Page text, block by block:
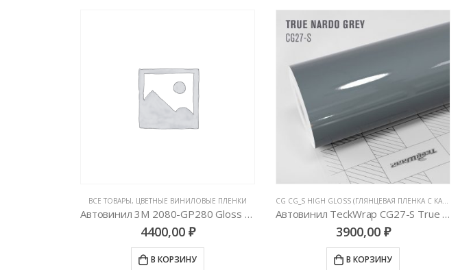
ЦВЕТНЫЕ ВИНИЛОВЫЕ ПЛЕНКИ
ВСЕ ТОВАРЫ, ЦВЕТНЫЕ ВИНИЛОВЫЕ ПЛЕНКИ
Автовинил 3M 2080-GP280 Gloss Flip Ghost Pearl
4400,00 ₽
В КОРЗИНУ
Автовинил TeckWrap CG27-S True Nardo Grey
3900,00 ₽
В КОРЗИНУ